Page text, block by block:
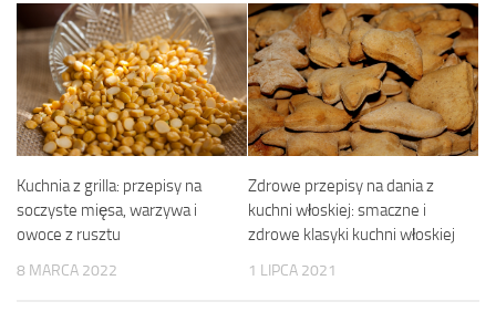
Kuchnia z grilla: przepisy na
soczyste mięsa, warzywa i
owoce z rusztu
8 MARCA 2022
Zdrowe przepisy na dania z
kuchni włoskiej: smaczne i
zdrowe klasyki kuchni włoskiej
1 LIPCA 2021